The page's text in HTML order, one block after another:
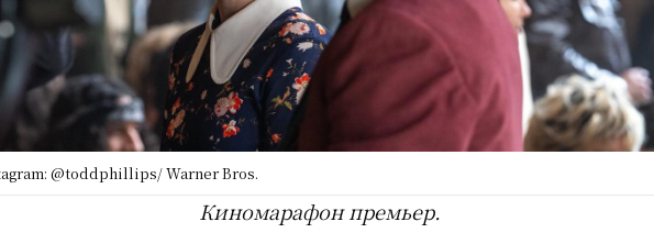
@toddphillips/ Warner Bros.
Киномарафон премьер.